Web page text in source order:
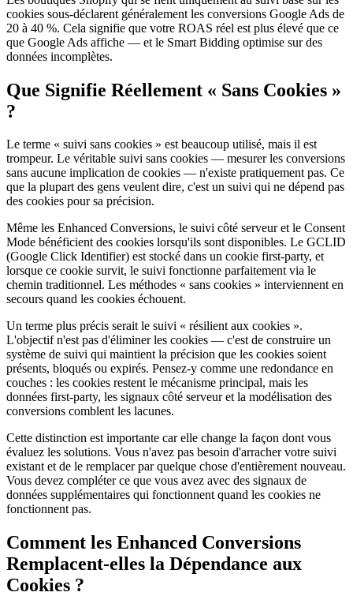
cookies sous-déclarent généralement les conversions Google Ads de
20 à 40 %. Cela signifie que votre ROAS réel est plus élevé que ce
que Google Ads affiche — et le Smart Bidding optimise sur des
données incomplètes.
Que Signifie Réellement « Sans Cookies »
?
Le terme « suivi sans cookies » est beaucoup utilisé, mais il est
trompeur. Le véritable suivi sans cookies — mesurer les conversions
sans aucune implication de cookies — n'existe pratiquement pas. Ce
que la plupart des gens veulent dire, c'est un suivi qui ne dépend pas
des cookies pour sa précision.
Même les Enhanced Conversions, le suivi côté serveur et le Consent
Mode bénéficient des cookies lorsqu'ils sont disponibles. Le GCLID
(Google Click Identifier) est stocké dans un cookie first-party, et
lorsque ce cookie survit, le suivi fonctionne parfaitement via le
chemin traditionnel. Les méthodes « sans cookies » interviennent en
secours quand les cookies échouent.
Un terme plus précis serait le suivi « résilient aux cookies ».
L'objectif n'est pas d'éliminer les cookies — c'est de construire un
système de suivi qui maintient la précision que les cookies soient
présents, bloqués ou expirés. Pensez-y comme une redondance en
couches : les cookies restent le mécanisme principal, mais les
données first-party, les signaux côté serveur et la modélisation des
conversions comblent les lacunes.
Cette distinction est importante car elle change la façon dont vous
évaluez les solutions. Vous n'avez pas besoin d'arracher votre suivi
existant et de le remplacer par quelque chose d'entièrement nouveau.
Vous devez compléter ce que vous avez avec des signaux de
données supplémentaires qui fonctionnent quand les cookies ne
fonctionnent pas.
Comment les Enhanced Conversions
Remplacent-elles la Dépendance aux
Cookies ?